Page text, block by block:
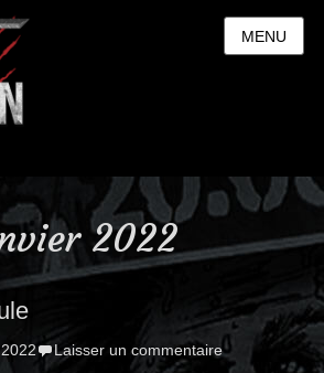
MENU
2022
Laisser un commentaire